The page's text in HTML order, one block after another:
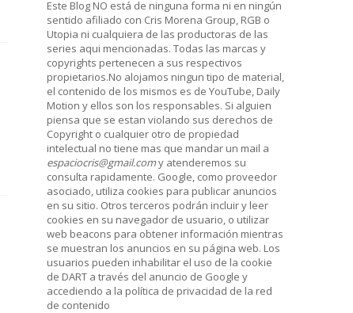
Este Blog NO está de ninguna forma ni en ningún
sentido afiliado con Cris Morena Group, RGB o
Utopia ni cualquiera de las productoras de las
series aqui mencionadas. Todas las marcas y
copyrights pertenecen a sus respectivos
propietarios.No alojamos ningun tipo de material,
el contenido de los mismos es de YouTube, Daily
Motion y ellos son los responsables. Si alguien
piensa que se estan violando sus derechos de
Copyright o cualquier otro de propiedad
intelectual no tiene mas que mandar un mail a
espaciocris@gmail.comy atenderemos su
consulta rapidamente. Google, como proveedor
asociado, utiliza cookies para publicar anuncios
en su sitio. Otros terceros podrán incluir y leer
cookies en su navegador de usuario, o utilizar
web beacons para obtener información mientras
se muestran los anuncios en su página web. Los
usuarios pueden inhabilitar el uso de la cookie
de DART a través del anuncio de Google y
accediendo a la política de privacidad de la red
de contenido